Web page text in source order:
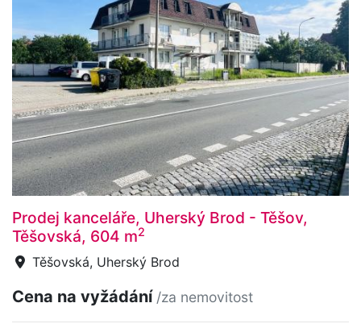
Prodej kanceláře, Uherský Brod - Těšov,
Těšovská, 604 m2
Těšovská, Uherský Brod
Cena na vyžádání /za nemovitost